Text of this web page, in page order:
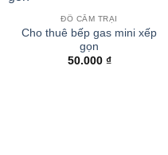
ĐỒ CẮM TRẠI
Cho thuê bếp gas mini xếp
gọn
50.000 ₫